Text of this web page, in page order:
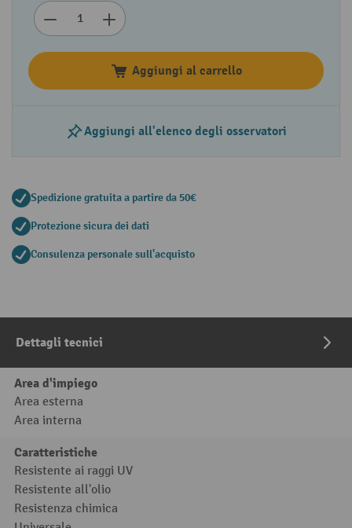
Aggiungi al carrello
Aggiungi all'elenco degli osservatori
Spedizione gratuita a partire da 50€
Protezione sicura dei dati
Consulenza personale sull'acquisto
Dettagli tecnici
Area d'impiego
Area esterna
Area interna
Caratteristiche
Resistente ai raggi UV
Resistente all'olio
Resistenza chimica